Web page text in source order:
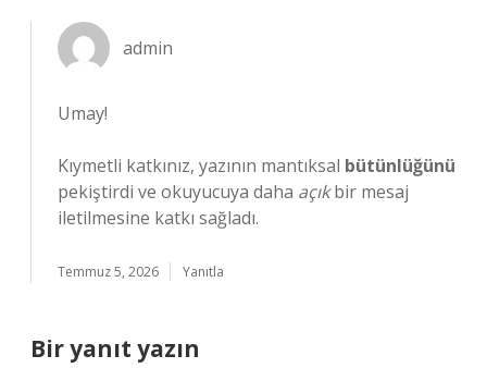
admin
Umay!
Kıymetli katkınız, yazının mantıksal bütünlüğünü
pekiştirdi ve okuyucuya daha açıkbir mesaj
iletilmesine katkı sağladı.
Temmuz 5, 2026 Yanıtla
Bir yanıt yazın